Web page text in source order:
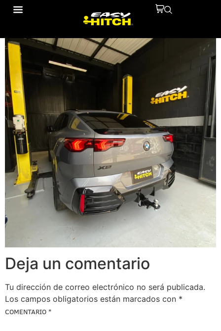
IMG_5262
Deja un comentario
Tu dirección de correo electrónico no será publicada.
Los campos obligatorios están marcados con *
COMENTARIO *